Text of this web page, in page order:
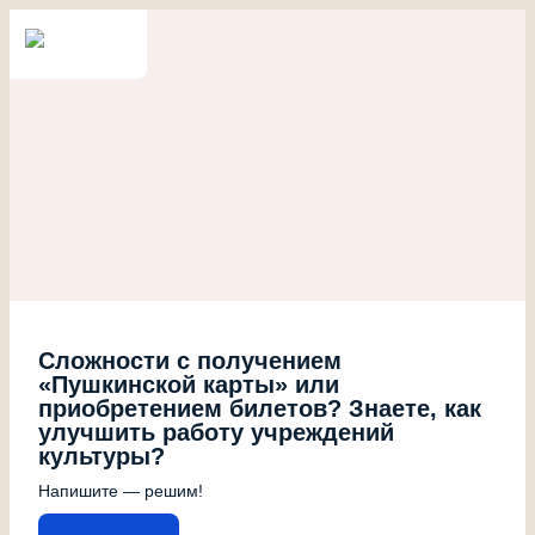
Сложности с получением
«Пушкинской карты» или
приобретением билетов? Знаете, как
улучшить работу учреждений
культуры?
Напишите — решим!